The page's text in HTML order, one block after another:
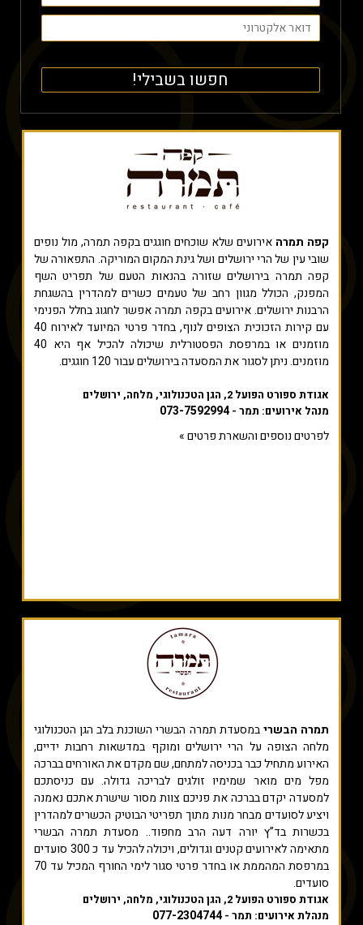
קפה תמרה אירועים שלא שוכחים חוגגים בקפה תמרה, מול נופים
שובי עין של הרי ירושלים ושל גינת המקום המוריקה. התפאורה של
קפה תמרה בירושלים שזורה בהנאות הטעם של תפריט השף
המפנק, הכולל מגוון רחב של טעמים כשרים למהדרין בהשגחת
הרבנות ירושלים. אירועים בקפה תמרה אפשר לחגוג בחלל הפנימי
עם קירות הזכוכית הצופים לנוף, בחדר פרטי המיועד לאירוח 40
מוזמנים או במרפסת הפסטורלית שיכולה להכיל אף היא 40
מוזמנים. ניתן לסגור את המסעדה בירושלים עבור 120 חוגגים.
אגודת ספורט הפועל 2, הגן הטכנולוגי, מלחה, ירושלים
מנהל אירועים: תמר -073-7592994
לפרטים נוספים והשארת פרטים »
תמרה הבשריבמסעדת תמרה הבשרי השוכנת בלב הגן הטכנולוגי
מלחה הצופה על הרי ירושלים ומוקף במדשאות רחבות ידיים,
האירוע מתחיל כבר בכניסה למתחם, שם מקדם את האורחים בברכה
מפל מים מואר שמימיו זולגים לבריכה גדולה. עם כניסתכם
למסעדה יקדם בברכה את פניכם צוות מסור שישרת אתכם נאמנה
ויציע לסועדים מבחר מנות מתוך תפריטי הבוטיק הכשרים למהדרין
בכשרות בד”ץ יורה דעה הרב מחפוד.. מסעדת תמרה הבשרי
מתאימה לאירועים קטנים וגדולים, ויכולה להכיל עד כ 300 סועדים
במרפסת המהממת או בחדר פרטי סגור לימי החורף המכיל עד 70
סועדים.
אגודת ספורט הפועל 2, הגן הטכנולוגי, מלחה, ירושלים
מנהלת אירועים: תמר -077-2304744